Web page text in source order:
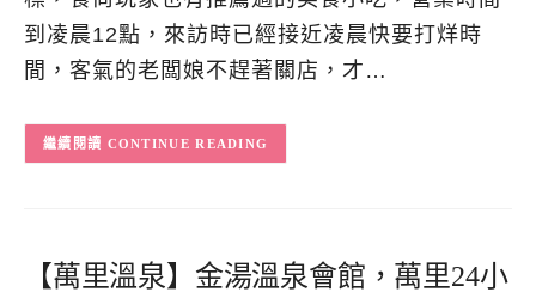
到凌晨12點，來訪時已經接近凌晨快要打烊時
間，客氣的老闆娘不趕著關店，才…
CONTINUE READING
【萬里溫泉】金湯溫泉會館，萬里24小